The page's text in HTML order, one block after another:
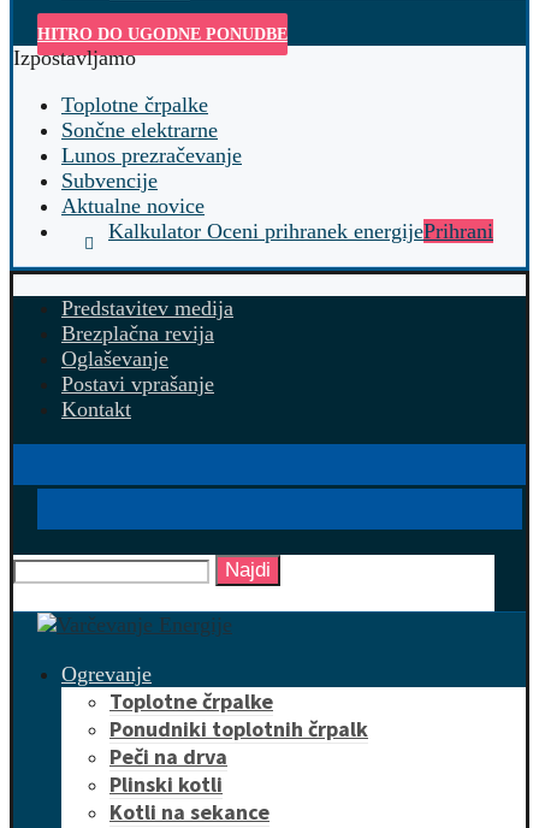
HITRO DO UGODNE PONUDBE
Izpostavljamo
Toplotne črpalke
Sončne elektrarne
Lunos prezračevanje
Subvencije
Aktualne novice
Kalkulator Oceni prihranek energijePrihrani
Predstavitev medija
Brezplačna revija
Oglaševanje
Postavi vprašanje
Kontakt
Najdi
Ogrevanje
Toplotne črpalke
Ponudniki toplotnih črpalk
Peči na drva
Plinski kotli
Kotli na sekance